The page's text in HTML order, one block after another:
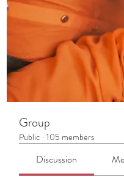
Group
Public · 105 members
Discussion